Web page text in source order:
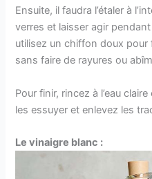
Ensuite, il faudra l’étaler à
verres et laisser agir
utilisez un chiffon doux
sans faire de rayures ou
Pour finir, rincez à l’eau
les essuyer et enlevez les
Le vinaigre blanc :